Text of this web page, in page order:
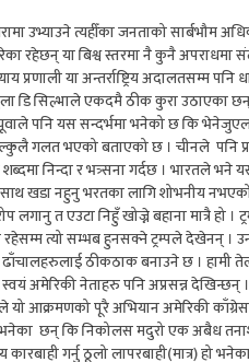
उभ्याउने त्यहीँका जनताको सार्बभौम
रहेछन् या बिश्व स्तरमा नै कुनै
या अन्तर्राष्ट्रिय अदालतसम्म पनि
डि सिल्भाले एकदमै ठीक कुरा उठाएका
पनि यस सन्दर्भमा भनेको छ कि
गलत भएको बताएको छ । चीनले पनि
निन्दा र भत्र्सना गर्दछ । भारतले भने
खडा नहुनु भरतका लागि शोभनीय
त एउटा निहुँ खोज्ने बहाना मात्रै हो ।
रहेसम्म त्यो सम्भब हुनसक्ने ट्रम्पले देखेनन्
ठीकठाक बनाउने छ । हामी
अमेरिकी नेताहरु पनि अप्रसन्न देखिन्छन् ।
यो आक्रमणको पूरै अभियान अमेरिकी
भनेका छन् कि निकोलस मदुरो एक अबैध
गर्नु ठूलो लापरबाही(मात्र) हो